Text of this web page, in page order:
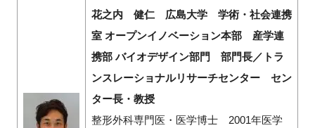
花之内 健仁 広島大学 学術・社会連携
室 オープンイノベーション本部 産学連
携部 バイオデザイン部門 部門長／トラ
ンスレーショナルリサーチセンター セン
ター長・教授
整形外科専門医・医学博士 2001年医学